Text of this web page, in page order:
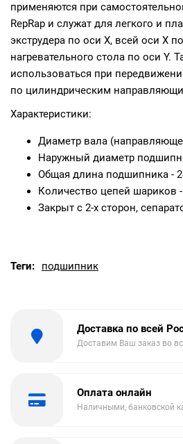
применяются при
RepRap и служат для легкого и
экструдера по оси X, всей оси X
нагревательного стола по оси Y.
использоваться при
по цилиндрическим
Характеристики:
Диаметр вала
Наружный диаметр
Общая длина подшипника -
Количество цепей шариков
Закрыт с 2-х сторон,
Теги: подшипник
Доставка по всей
Доставим Ваш заказ во
Оплата онлайн
Наличными, банковской